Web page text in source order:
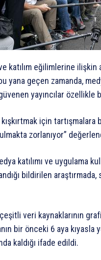
eğilimlerine ilişkin
yana geçen zamanda,
yayıncılar özellikle
kışkırtmak için
zorlanıyor”
katılımı ve uygulama
bildirilen
veri kaynaklarının
bir önceki 6 aya kıyasla
kaldığı ifade edildi.